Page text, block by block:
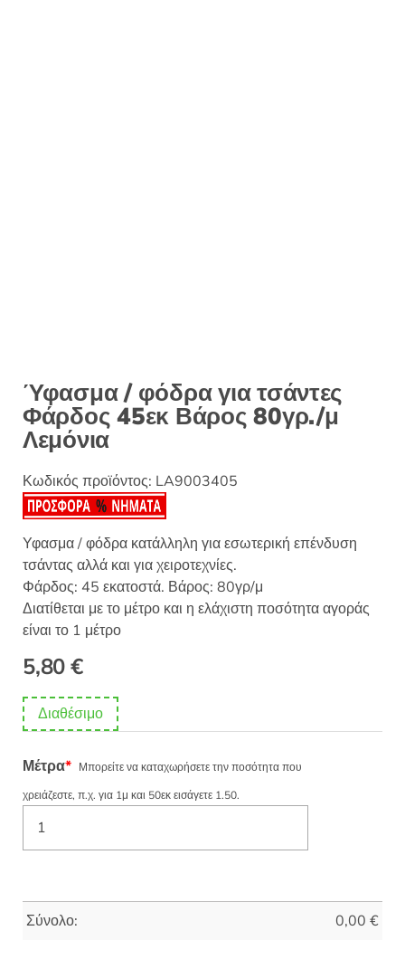
Ύφασμα / φόδρα για τσάντες
Φάρδος 45εκ Βάρος 80γρ./μ
Λεμόνια
Κωδικός προϊόντος: LA9003405
Υφασμα / φόδρα κατάλληλη για εσωτερική επένδυση
τσάντας αλλά και για χειροτεχνίες.
Φάρδος: 45 εκατοστά. Βάρος: 80γρ/μ
Διατίθεται με το μέτρο και η ελάχιστη ποσότητα αγοράς
είναι το 1 μέτρο
5,80€
Διαθέσιμο
Μέτρα* Μπορείτε να καταχωρήσετε την ποσότητα που
χρειάζεστε, π.χ. για 1μ και 50εκ εισάγετε 1.50.
Σύνολο: 0,00 €